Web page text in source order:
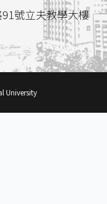
號立夫教學大樓
University